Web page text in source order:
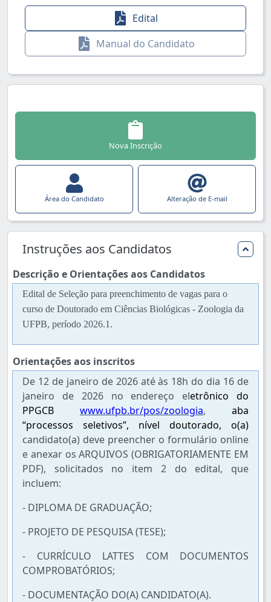
Edital
Manual do Candidato
Nova Inscrição
Área do Candidato Alteração de E-mail
Instruções aos Candidatos
Descrição e Orientações aos Candidatos
Edital de Seleção para preenchimento de vagas para o
curso de Doutorado em Ciências Biológicas - Zoologia da
UFPB, período 2026.1.
Orientações aos inscritos
De 12 de janeiro de 2026 até às 18h do dia 16 de
janeiro de 2026 no endereço eletrônico do
PPGCB
www.ufpb.br/pos/zoologia, aba
“processos seletivos”, nível doutorado, o(a)
candidato(a) deve preencher o formulário online
e anexar os ARQUIVOS (OBRIGATORIAMENTE EM
PDF), solicitados no item 2 do edital, que
incluem:
- DIPLOMA DE GRADUAÇÃO;
- PROJETO DE PESQUISA (TESE);
- CURRÍCULO LATTES COM DOCUMENTOS
COMPROBATÓRIOS;
- DOCUMENTAÇÃO DO(A) CANDIDATO(A).